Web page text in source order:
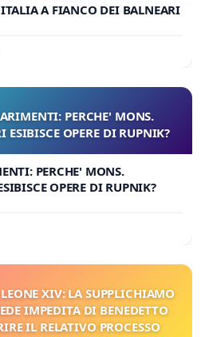
A FIANCO DEI BALNEARI
PERCHE' MONS.
ESIBISCE OPERE DI RUPNIK?
PERCHE' MONS.
OPERE DI RUPNIK?
XIV: LA SUPPLICHIAMO
IMPEDITA DI BENEDETTO
IL RELATIVO PROCESSO